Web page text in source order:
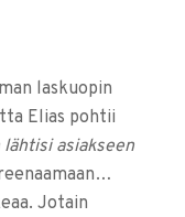
laskuopin
Elias pohtii
asiakseen
Jotain